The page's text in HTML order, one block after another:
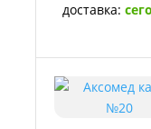
доставка: